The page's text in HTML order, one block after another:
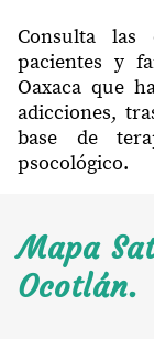
Consulta las
pacientes y
Oaxaca que
adicciones,
base de
psocológico.
Mapa
Ocotlán.